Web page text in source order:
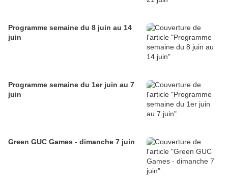
Programme semaine du 8 juin au 14
juin
Programme semaine du 1er juin au 7
juin
Green GUC Games - dimanche 7 juin